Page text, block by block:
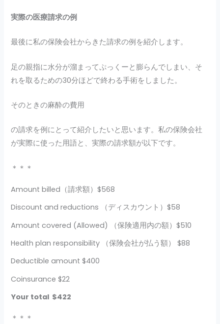
実際の医療請求の例
最後に私の保険会社からきた請求の例を紹介します。
足の親指に水分が溜まってぷっくーと膨らんでしまい、そ
れを取るための30分ほどで終わる手術をしました。
そのときの麻酔の費用
の請求を例にとって紹介したいと思います。私の保険会社
が実際に使った用語と、実際の請求額が以下です。
＊＊＊
Amount billed（請求額）$568
Discount and reductions （ディスカウント）$58
Amount covered (Allowed) （保険適用内の額）$510
Health plan responsibility （保険会社が払う額） $88
Deductible amount $400
Coinsurance $22
Your total $422
＊＊＊